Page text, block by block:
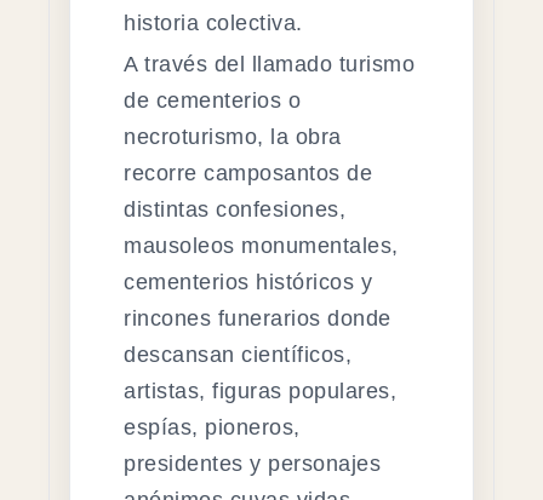
historia colectiva.
A través del llamado turismo
de cementerios o
necroturismo, la obra
recorre camposantos de
distintas confesiones,
mausoleos monumentales,
cementerios históricos y
rincones funerarios donde
descansan científicos,
artistas, figuras populares,
espías, pioneros,
presidentes y personajes